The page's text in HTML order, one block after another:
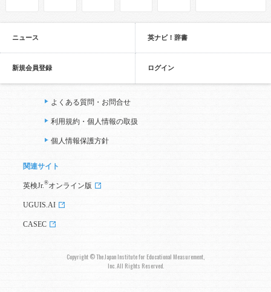
ニュース 英ナビ！辞書
新規会員登録 ログイン
よくある質問・お問合せ
利用規約・個人情報の取扱
個人情報保護方針
関連サイト
英検Jr. ®オンライン版
UGUIS.AI
CASEC
Copyright © The Japan Institute for Educational Measurement,
Inc. All Rights Reserved.